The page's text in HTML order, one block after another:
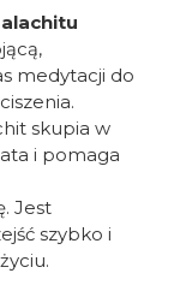
medytacji do
skupia w
i pomaga
Jest
szybko i